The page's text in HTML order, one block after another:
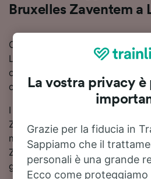
Bruxelles Zaventem a
Cerchi informazioni su come
Lessines da Aeroporto
orari, cambi e prezzi, e trova il
con Trainline.
I tempi di viaggio in treno da
Zaventem a Lessines sono in
minuti. In media, sulla tratta da
Zaventem a Lessines sono
giorno.
La vostra privacy
Grazie per la fiducia in
Sappiamo che il
personali è una grande
Ecco come proteggiamo